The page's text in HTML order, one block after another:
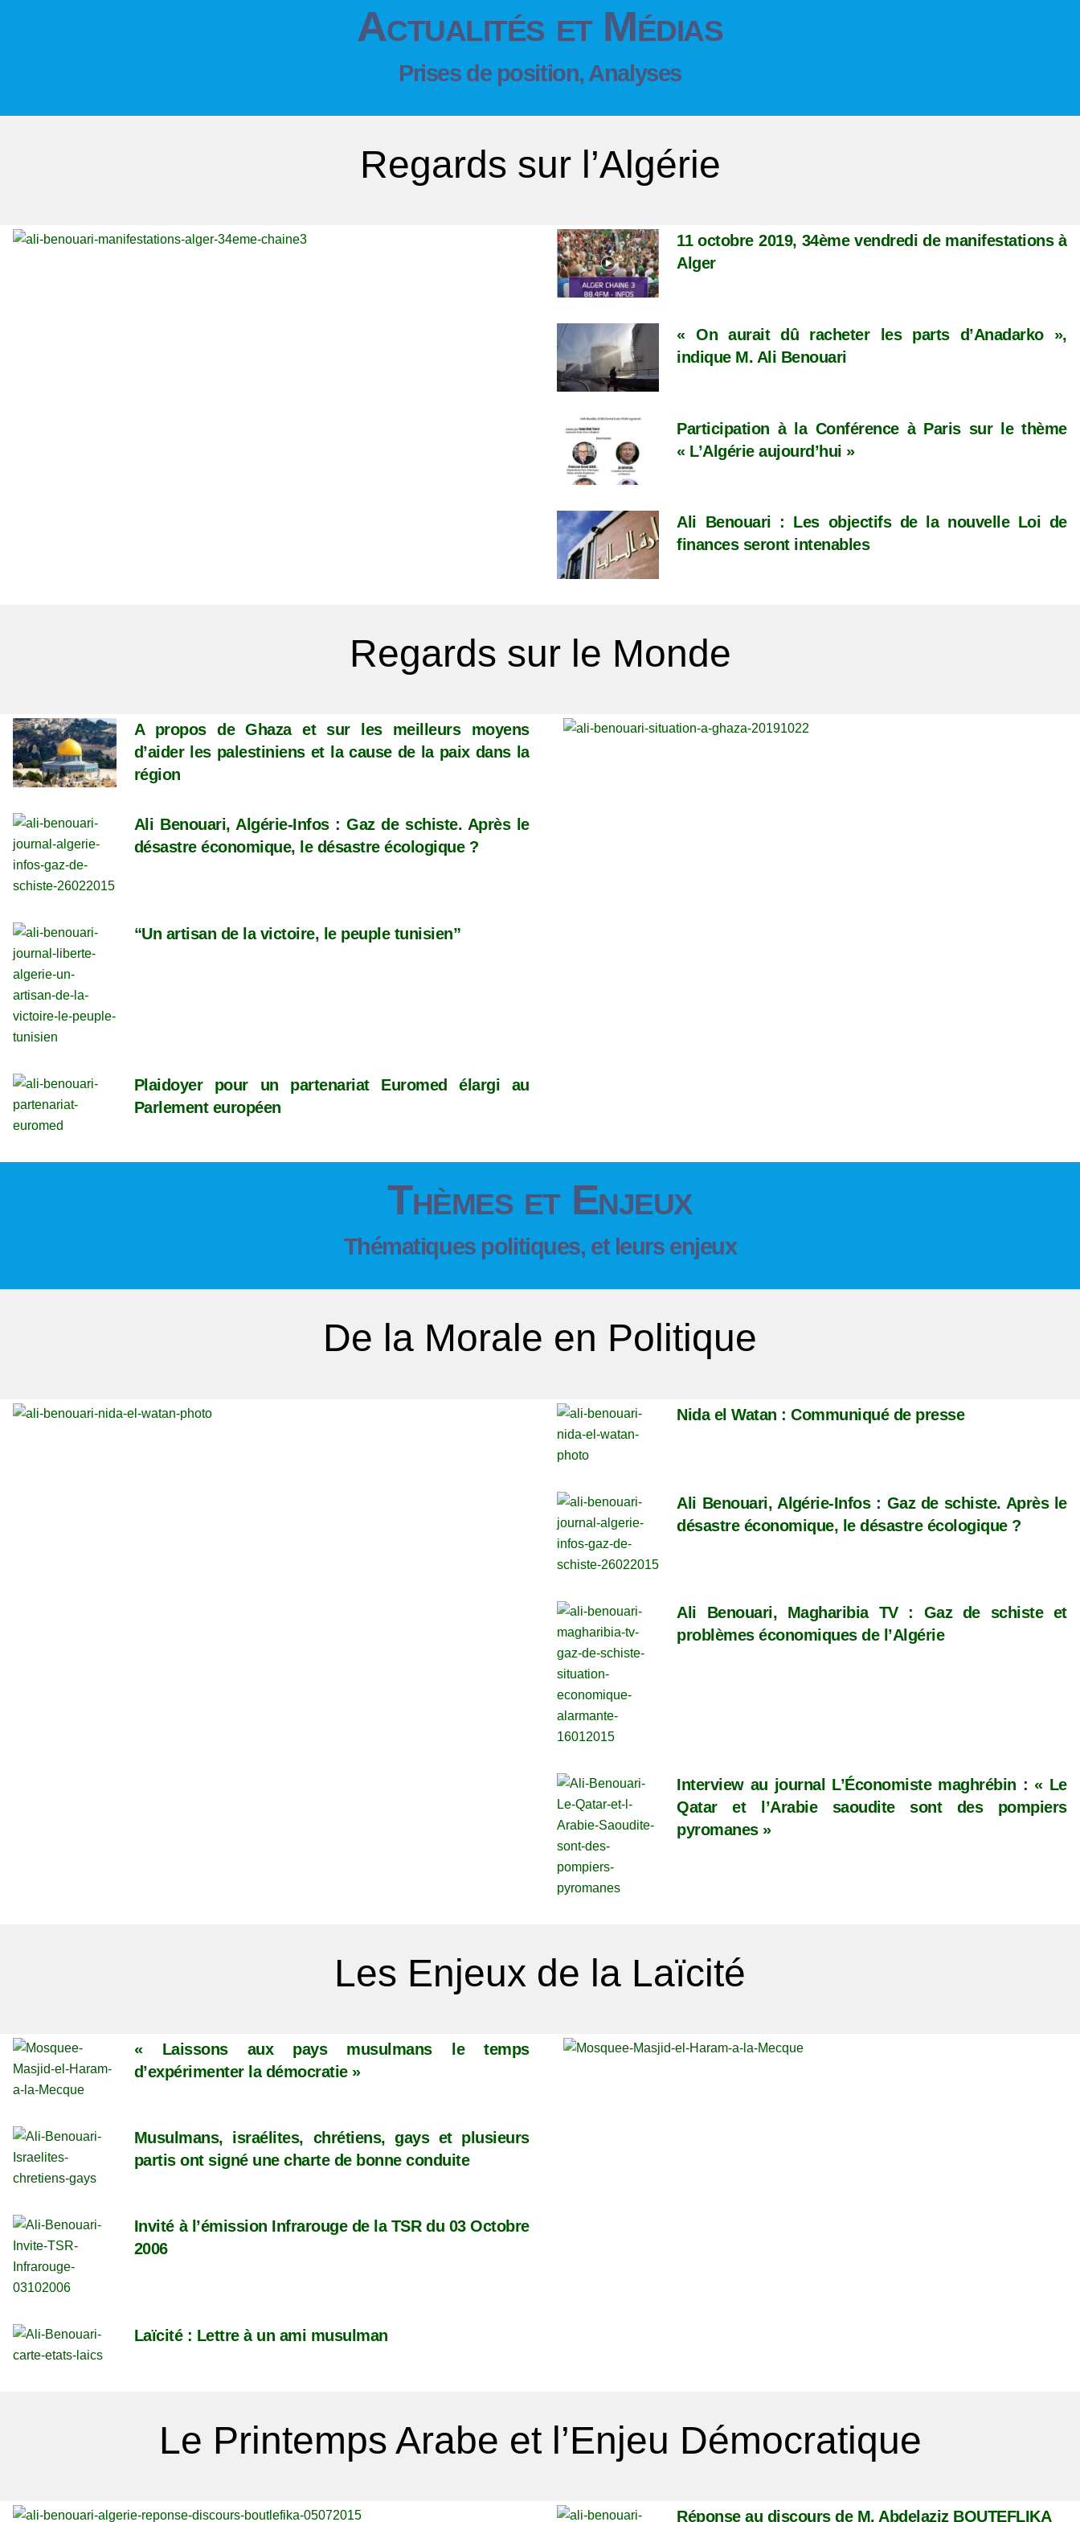
Actualités et Médias
Prises de position, Analyses
Regards sur l’Algérie
11 octobre 2019, 34ème vendredi de manifestations à
Alger
« On aurait dû racheter les parts d’Anadarko »,
indique M. Ali Benouari
Participation à la Conférence à Paris sur le thème
« L’Algérie aujourd’hui »
Ali Benouari : Les objectifs de la nouvelle Loi de
finances seront intenables
Regards sur le Monde
A propos de Ghaza et sur les meilleurs moyens
d’aider les palestiniens et la cause de la paix dans la
région
Ali Benouari, Algérie-Infos : Gaz de schiste. Après le
désastre économique, le désastre écologique ?
“Un artisan de la victoire, le peuple tunisien”
Plaidoyer pour un partenariat Euromed élargi au
Parlement européen
Thèmes et Enjeux
Thématiques politiques, et leurs enjeux
De la Morale en Politique
Nida el Watan : Communiqué de presse
Ali Benouari, Algérie-Infos : Gaz de schiste. Après le
désastre économique, le désastre écologique ?
Ali Benouari, Magharibia TV : Gaz de schiste et
problèmes économiques de l’Algérie
Interview au journal L’Économiste maghrébin : « Le
Qatar et l’Arabie saoudite sont des pompiers
pyromanes »
Les Enjeux de la Laïcité
« Laissons aux pays musulmans le temps
d’expérimenter la démocratie »
Musulmans, israélites, chrétiens, gays et plusieurs
partis ont signé une charte de bonne conduite
Invité à l’émission Infrarouge de la TSR du 03 Octobre
2006
Laïcité : Lettre à un ami musulman
Le Printemps Arabe et l’Enjeu Démocratique
Réponse au discours de M. Abdelaziz BOUTEFLIKA